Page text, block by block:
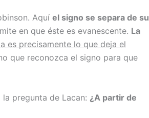
Aquí el signo se separa de su
en que éste es evanescente. La
es precisamente lo que deja el
que reconozca el signo para que
la pregunta de Lacan: ¿A partir de